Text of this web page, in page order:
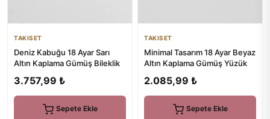
TAKISET
Deniz Kabuğu 18 Ayar Sarı
Altın Kaplama Gümüş Bileklik
3.757,99 ₺
Sepete Ekle
TAKISET
Minimal Tasarım 18 Ayar Beyaz
Altın Kaplama Gümüş Yüzük
2.085,99 ₺
Sepete Ekle